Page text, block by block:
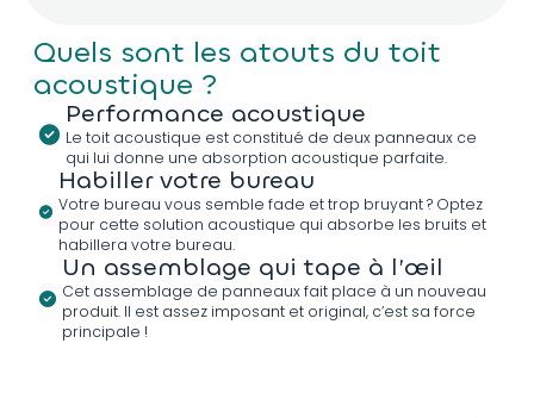
D973 D734 D972 D725
D974 D714 D801 D983
Quels sont les atouts du toit
acoustique ?
Performance acoustique
Le toit acoustique est constitué de deux panneaux ce
qui lui donne une absorption acoustique parfaite.
Habiller votre bureau
Votre bureau vous semble fade et trop bruyant ? Optez
pour cette solution acoustique qui absorbe les bruits et
habillera votre bureau.
Un assemblage qui tape à l’œil
Cet assemblage de panneaux fait place à un nouveau
produit. Il est assez imposant et original, c’est sa force
principale !